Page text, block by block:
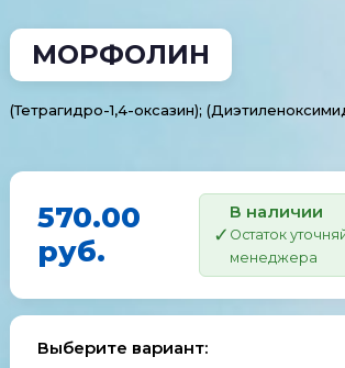
МОРФОЛИН
(Тетрагидро-1,4-оксазин);
570.00
руб.
В наличии
Остаток
менеджера
Выберите вариант: